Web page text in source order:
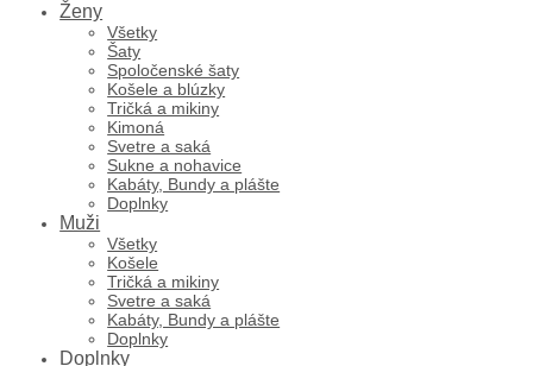
Ženy
Všetky
Šaty
Spoločenské šaty
Košele a blúzky
Tričká a mikiny
Kimoná
Svetre a saká
Sukne a nohavice
Kabáty, Bundy a plášte
Doplnky
Muži
Všetky
Košele
Tričká a mikiny
Svetre a saká
Kabáty, Bundy a plášte
Doplnky
Doplnky